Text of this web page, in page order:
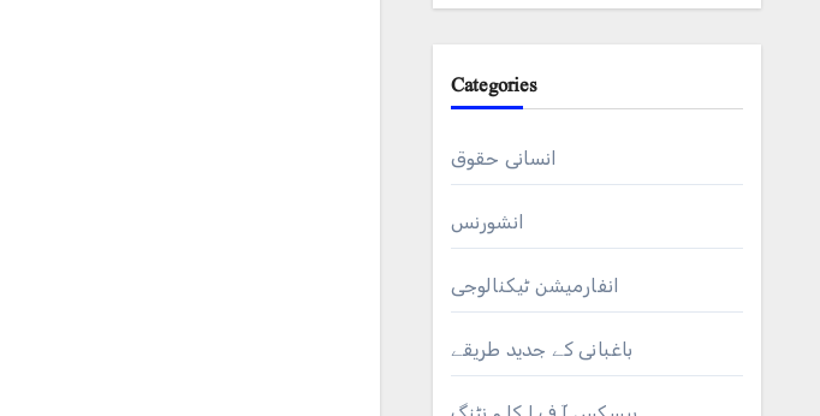
Categories
انسانی حقوق
انشورنس
انفارمیشن ٹیکنالوجی
باغبانی کے جدید طریقے